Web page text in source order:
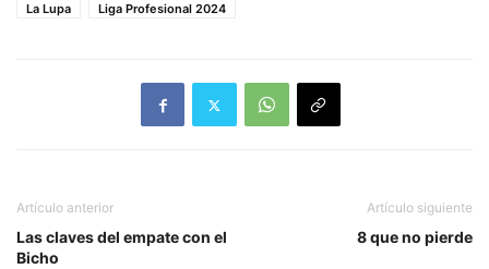
La Lupa
Liga Profesional 2024
Artículo anterior
Las claves del empate con el
Bicho
Artículo siguiente
8 que no pierde